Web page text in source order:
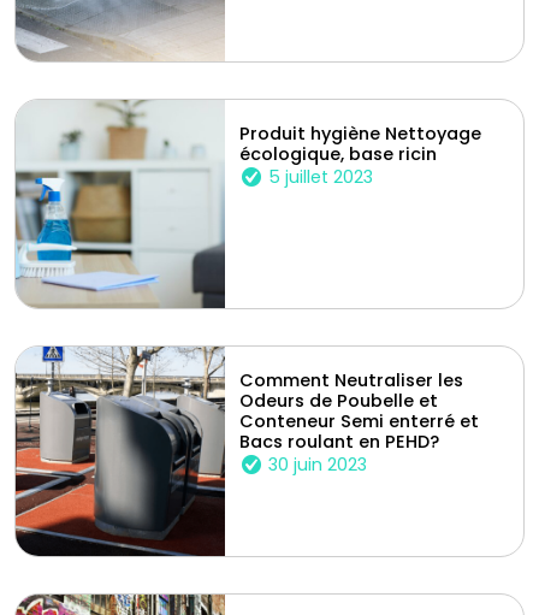
Produit hygiène Nettoyage
écologique, base ricin
5 juillet 2023
Comment Neutraliser les
Odeurs de Poubelle et
Conteneur Semi enterré et
Bacs roulant en PEHD?
30 juin 2023